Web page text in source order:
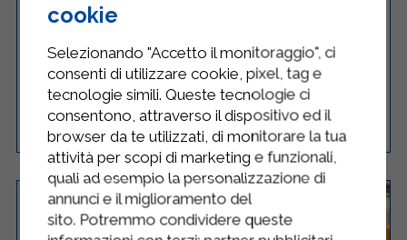
RAVIOLI CON ZUCCA E RICOTTA
STERILGARDA
RICETTA
Media 4 35 Minuti
cookie
Selezionando "Accetto il monitoraggio", ci
consenti di utilizzare cookie, pixel, tag e
tecnologie simili. Queste tecnologie ci
consentono, attraverso il dispositivo ed il
browser da te utilizzati, di monitorare la tua
attività per scopi di marketing e funzionali,
quali ad esempio la personalizzazione di
annunci e il miglioramento del
sito. Potremmo condividere queste